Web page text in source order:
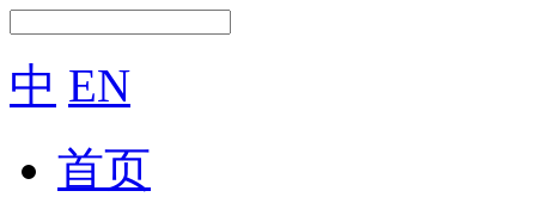
中 EN
首页